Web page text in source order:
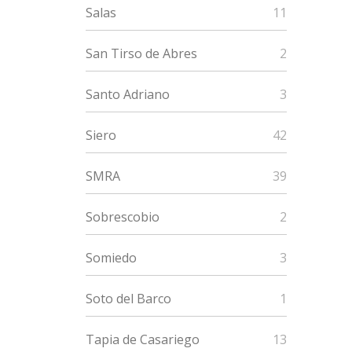
Salas 11
San Tirso de Abres 2
Santo Adriano 3
Siero 42
SMRA 39
Sobrescobio 2
Somiedo 3
Soto del Barco 1
Tapia de Casariego 13